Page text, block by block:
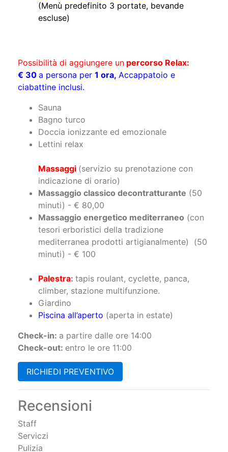
(Menù predefinito 3 portate, bevande
escluse)
Possibilità di aggiungere un percorso Relax:
€ 30 a persona per 1 ora, Accappatoio e
ciabattine inclusi.
Sauna
Bagno turco
Doccia ionizzante ed emozionale
Lettini relax
Massaggi (servizio su prenotazione con
indicazione di orario)
Massaggio classico decontratturante (50
minuti) - € 80,00
Massaggio energetico mediterraneo (con
tesori erboristici della tradizione
mediterranea prodotti artigianalmente) (50
minuti) - € 100
Palestra: tapis roulant, cyclette, panca,
climber, stazione multifunzione.
Giardino
Piscina all’aperto (aperta in estate)
Check-in: a partire dalle ore 14:00
Check-out: entro le ore 11:00
RICHIEDI PREVENTIVO
Recensioni
Staff
Serviczi
Pulizia